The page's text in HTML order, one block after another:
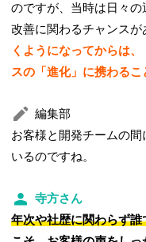
のですが、当時は日々
改善に関わるチャンスが
くようになってからは
スの「進化」に携わるこ
編集部
お客様と開発チームの
いるのですね。
寺方さん
年次や社歴に関わらず